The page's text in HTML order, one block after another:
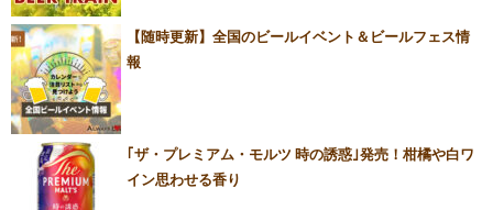
【随時更新】全国のビールイベント＆ビールフェス情
報
｢ザ・プレミアム・モルツ 時の誘惑｣発売！柑橘や白ワ
イン思わせる香り